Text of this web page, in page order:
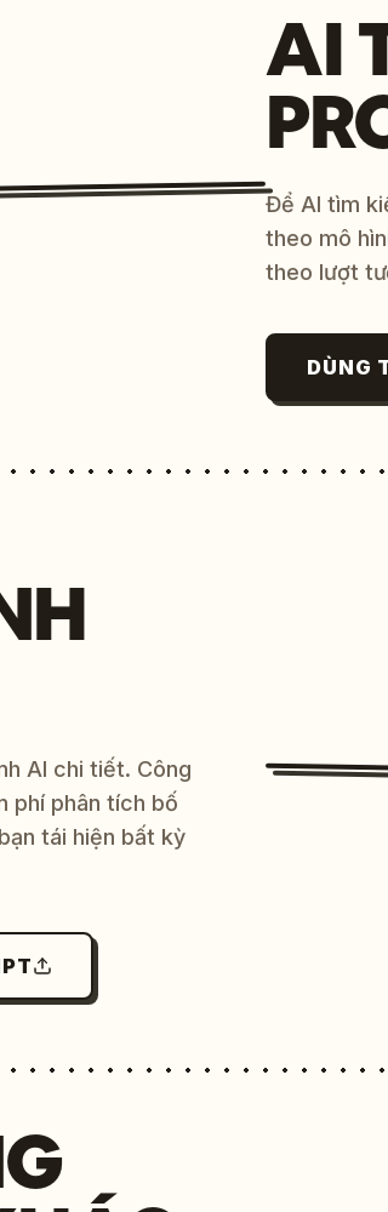
AI
Để AI tìm
theo mô
theo lượt
DÙNG
AI chi tiết. Công
phí phân tích bố
tái hiện bất kỳ